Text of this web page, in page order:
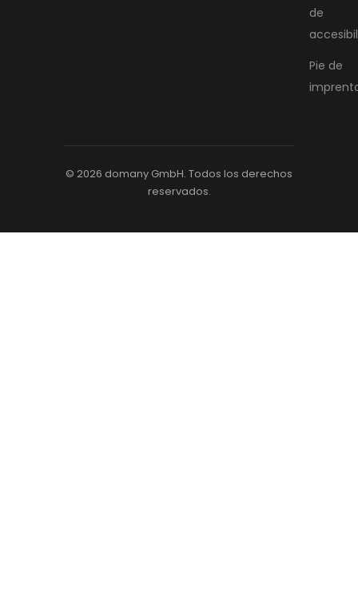
de
Pie de
© 2026 domany GmbH. Todos los derechos
reservados.